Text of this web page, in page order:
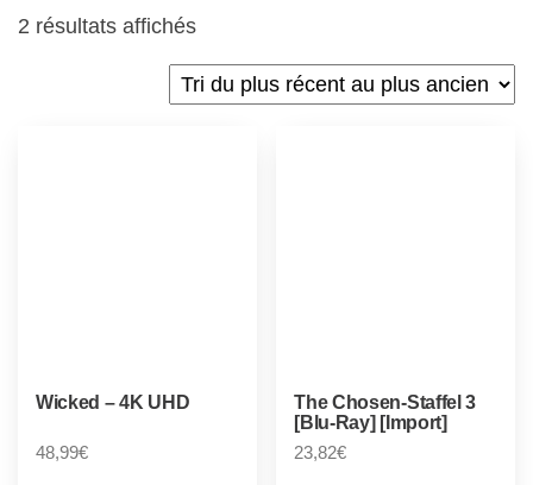
2 résultats affichés
Wicked – 4K UHD
48,99€
The Chosen-Staffel 3
[Blu-Ray] [Import]
23,82€